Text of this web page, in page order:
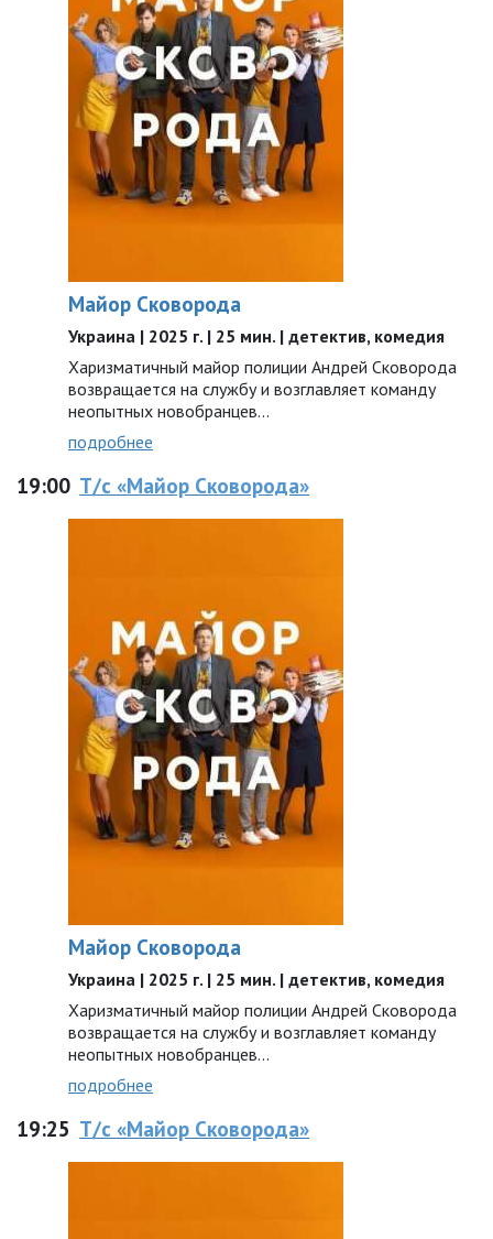
Майор Сковорода
Украина | 2025 г. | 25 мин. | детектив, комедия
Харизматичный майор полиции Андрей Сковорода
возвращается на службу и возглавляет команду
неопытных новобранцев…
подробнее
19:00 Т/с «Майор Сковорода»
Майор Сковорода
Украина | 2025 г. | 25 мин. | детектив, комедия
Харизматичный майор полиции Андрей Сковорода
возвращается на службу и возглавляет команду
неопытных новобранцев…
подробнее
19:25 Т/с «Майор Сковорода»